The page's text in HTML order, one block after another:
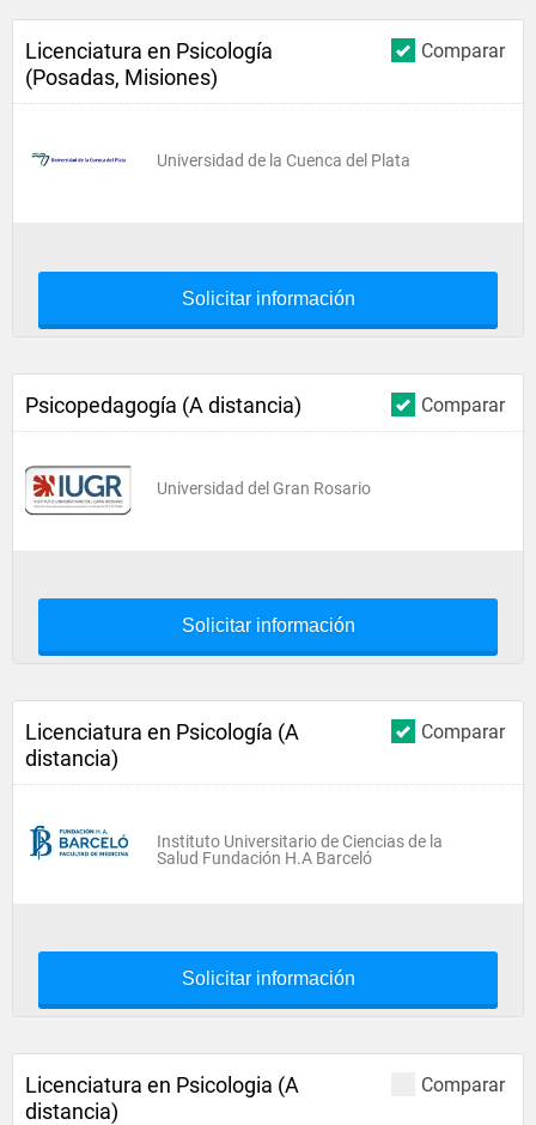
Comparar
Licenciatura en Psicología
(Posadas, Misiones)
Universidad de la Cuenca del Plata
Solicitar información
Comparar
Psicopedagogía (A distancia)
Universidad del Gran Rosario
Solicitar información
Comparar
Licenciatura en Psicología (A
distancia)
Instituto Universitario de Ciencias de la
Salud Fundación H.A Barceló
Solicitar información
Comparar
Licenciatura en Psicologia (A
distancia)